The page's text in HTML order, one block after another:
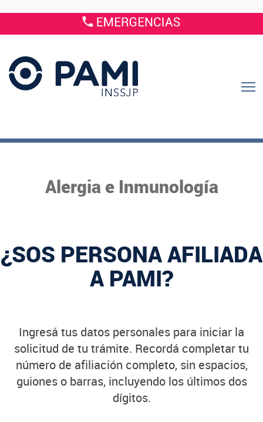
Alergia e Inmunología
¿SOS PERSONA AFILIADA
A PAMI?
Ingresá tus datos personales para iniciar la
solicitud de tu trámite. Recordá completar tu
número de afiliación completo, sin espacios,
guiones o barras, incluyendo los últimos dos
dígitos.